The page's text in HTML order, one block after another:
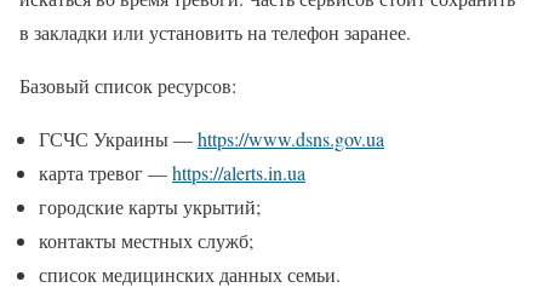
в закладки или установить на телефон заранее.
Базовый список ресурсов:
ГСЧС Украины —https://www.dsns.gov.ua
карта тревог —https://alerts.in.ua
городские карты укрытий;
контакты местных служб;
список медицинских данных семьи.